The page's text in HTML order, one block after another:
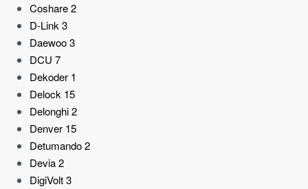
Coshare2
D-Link3
Daewoo3
DCU 7
Dekoder 1
Delock 15
Delonghi2
Denver 15
Detumando2
Devia2
DigiVolt3